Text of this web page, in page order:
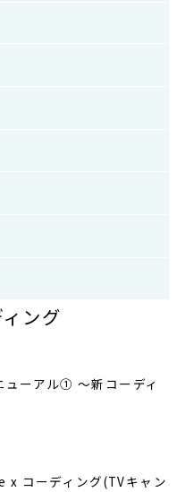
ング
ューアル① 〜新コーディ
コーディング(TVキャン